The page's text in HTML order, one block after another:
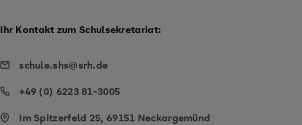
Ihr Kontakt zum Schulsekretariat:
schule.shs@srh.de
+49 (0) 6223 81-3005
Im Spitzerfeld 25, 69151 Neckargemünd